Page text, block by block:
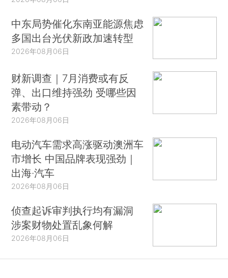
中东局势催化东南亚能源焦虑
多国出台光伏新政加速转型
2026年08月06日
财新调查｜7月消费或有反
弹、出口维持强劲 受哪些因
素带动？
2026年08月06日
电动汽车需求高涨驱动澳洲车
市增长 中国品牌表现强劲｜
出海·汽车
2026年08月06日
侦查起诉审判执行均有漏洞
涉案财物处置乱象何解
2026年08月06日